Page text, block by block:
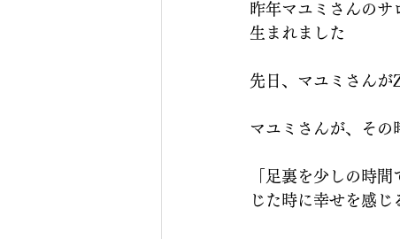
昨年マユミさんのサ
生まれました
先日、マユミさんが
マユミさんが、その
「足裏を少しの時
じた時に幸せを感